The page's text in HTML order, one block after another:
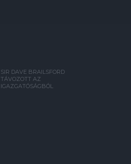
SIR DAVE BRAILSFORD
TÁVOZOTT AZ
IGAZGATÓSÁGBÓL